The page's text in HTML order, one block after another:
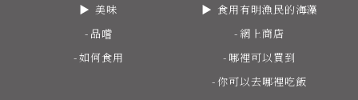
美味
品嚐
如何食用
食用有明漁民的海藻
網上商店
哪裡可以買到
你可以去哪裡吃飯